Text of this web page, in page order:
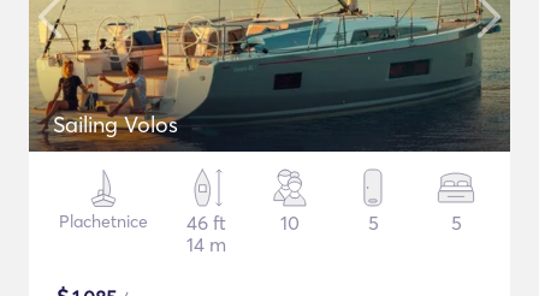
Sailing Volos
Plachetnice
46 ft
14 m
10 5 5